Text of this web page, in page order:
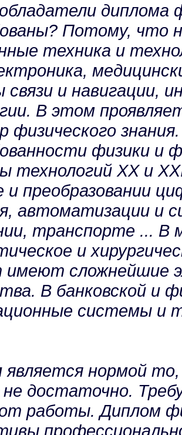
диплома
Потому, что
техника и
связи и навигации,
В этом
физического
физики и
технологий ХХ и
и преобразовании
автоматизации и
транспорте ... В
и
имеют сложнейшие
В банковской и
системы и
является нормой
достаточно.
работы. Диплом